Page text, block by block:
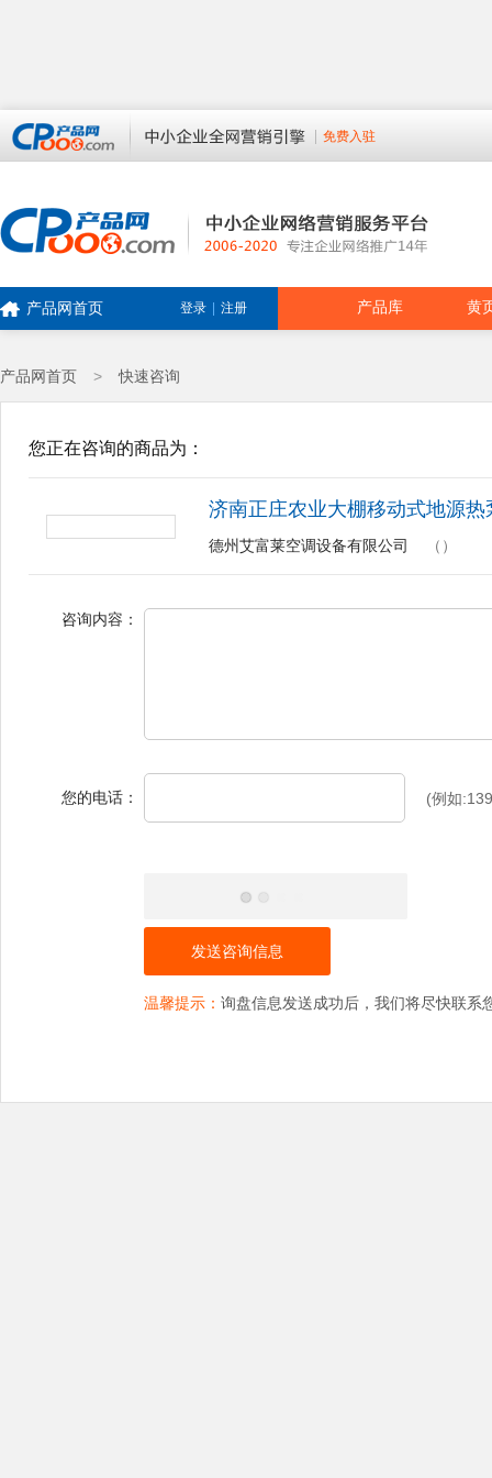
免费入驻
产品网首页 登录 注册 产品库 黄
产品网首页 > 快速咨询
您正在咨询的商品为：
济南正庄农业大棚移动式地源热
德州艾富莱空调设备有限公司 （）
咨询内容：
您的电话： (例如
发送咨询信息
温馨提示： 询盘信息发送成功后，我们将尽快联系